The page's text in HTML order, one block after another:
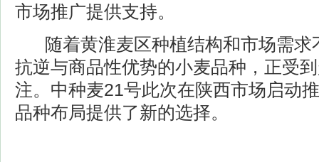
市场推广提供支持。
随着黄淮麦区种植结构和市场需求
抗逆与商品性优势的小麦品种，正受
注。中种麦21号此次在陕西市场启动
品种布局提供了新的选择。